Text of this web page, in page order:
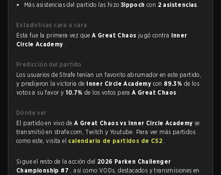
Más asistencias del partido las hizo Зippoch con 2 asistencias.
Estadísticas cara a cara
Esta fue la primera vez queA Great Chaos jugó contra Inner
Circle Academy .
Predicción del partido
Los usuarios de Strafe tenían un favorito abrumador en este partido,
y predijeron la victoria de Inner Circle Academy con 89.3% de los
votos a su favor y 10.7%de los votos paraA Great Chaos .
Dónde ver
El partido en vivo de A Great Chaos vs Inner Circle Academy se
transmitió en strafe.com, Twitch y Youtube. Para ver más partidos
como este, visita el calendario de partidos de CS2 .
Sigue el resto de la acción del 2026 Parken Challenger
Championship #7 , así como VODs, destacados y transmisiones en